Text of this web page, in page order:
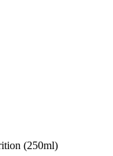
(250ml)